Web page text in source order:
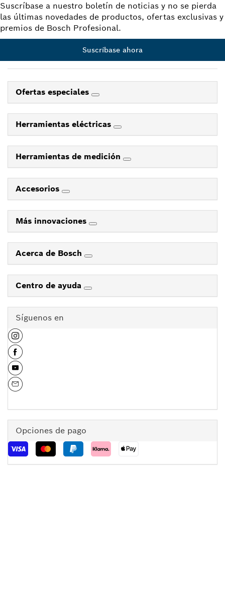
Suscríbase a nuestro boletín de noticias y no se pierda
las últimas novedades de productos, ofertas exclusivas y
premios de Bosch Profesional.
Suscríbase ahora
Ofertas especiales
Herramientas eléctricas
Herramientas de medición
Accesorios
Más innovaciones
Acerca de Bosch
Centro de ayuda
Síguenos en
Opciones de pago